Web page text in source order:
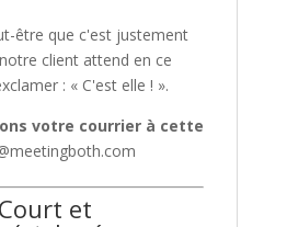
être que c'est justement
client attend en ce
: « C'est elle ! ».
votre courrier à cette
et